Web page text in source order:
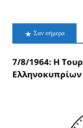
Σαν σήμερα
7/8/1964: Η